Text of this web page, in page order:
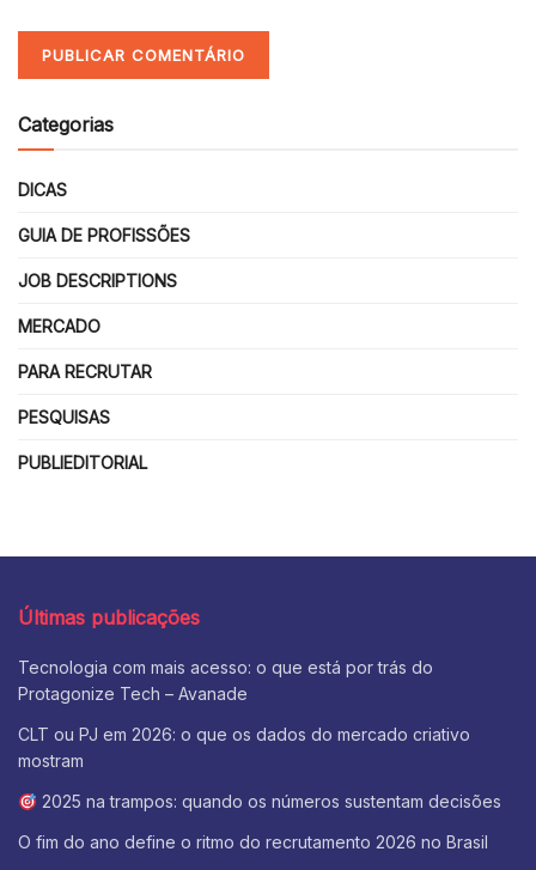
Categorias
DICAS
GUIA DE PROFISSÕES
JOB DESCRIPTIONS
MERCADO
PARA RECRUTAR
PESQUISAS
PUBLIEDITORIAL
Últimas publicações
Tecnologia com mais acesso: o que está por trás do
Protagonize Tech – Avanade
CLT ou PJ em 2026: o que os dados do mercado criativo
mostram
2025 na trampos: quando os números sustentam decisões
O fim do ano define o ritmo do recrutamento 2026 no Brasil